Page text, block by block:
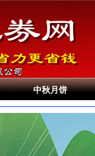
中秋月饼